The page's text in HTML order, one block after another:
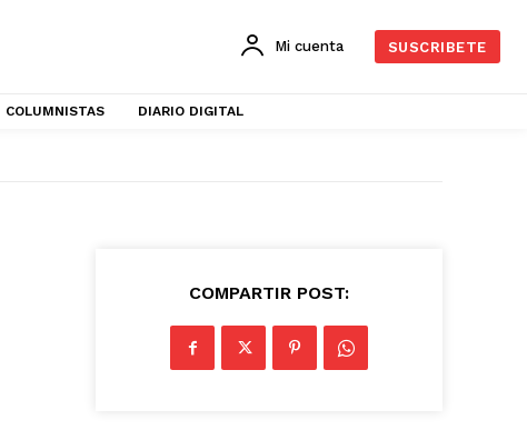
Mi cuenta SUSCRIBETE
COLUMNISTAS DIARIO DIGITAL
COMPARTIR POST: